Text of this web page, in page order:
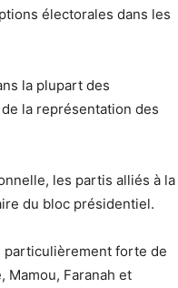
électorales dans les
la plupart des
la représentation des
les partis alliés à la
du bloc présidentiel.
particulièrement forte de
Mamou, Faranah et